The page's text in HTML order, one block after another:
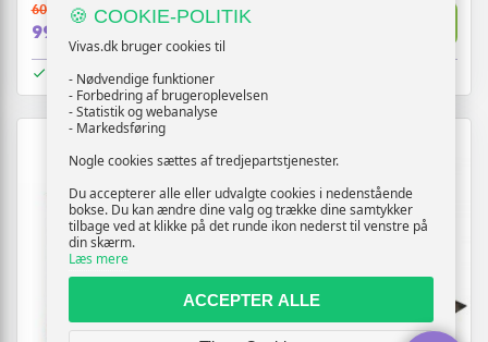
609,-
99,- Vis
På lager
🍪 COOKIE-POLITIK
Vivas.dk bruger cookies til
- Nødvendige funktioner
- Forbedring af brugeroplevelsen
- Statistik og webanalyse
- Markedsføring
Nogle cookies sættes af tredjepartstjenester.
Du accepterer alle eller udvalgte cookies i nedenstående
bokse. Du kan ændre dine valg og trække dine samtykker
tilbage ved at klikke på det runde ikon nederst til venstre på
din skærm.
Læs mere
ACCEPTER ALLE